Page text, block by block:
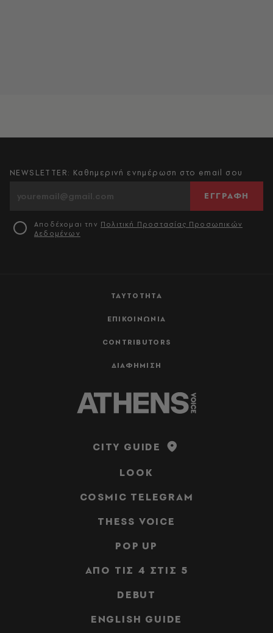
ΤΑΥΤΟΤΗΤΑ
ΕΠΙΚΟΙΝΩΝΙΑ
CONTRIBUTORS
ΔΙΑΦΗΜΙΣΗ
NEWSLETTER: Καθημερινή ενημέρωση στο email σου
ΕΓΓΡΑΦΗ
Αποδέχομαι την Πολιτική Προστασίας Προσωπικών
Δεδομένων
CITY GUIDE
LOOK
COSMIC TELEGRAM
THESS VOICE
POP UP
ΑΠΟ ΤΙΣ 4 ΣΤΙΣ 5
DEBUT
ENGLISH GUIDE